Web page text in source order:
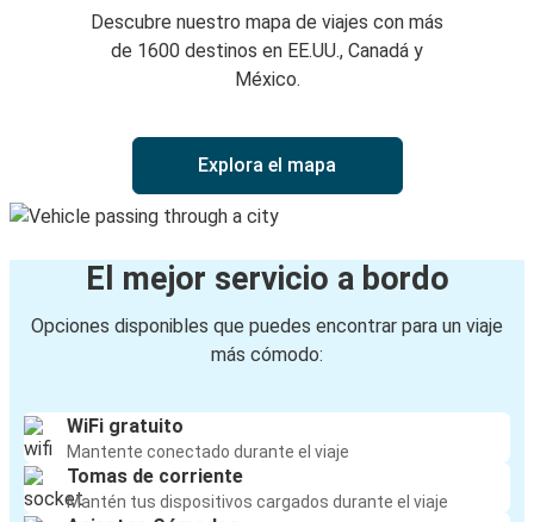
Descubre nuestro mapa de viajes con más
de 1600 destinos en EE.UU., Canadá y
México.
Explora el mapa
El mejor servicio a bordo
Opciones disponibles que puedes encontrar para un viaje
más cómodo:
WiFi gratuito
Mantente conectado durante el viaje
Tomas de corriente
Mantén tus dispositivos cargados durante el viaje